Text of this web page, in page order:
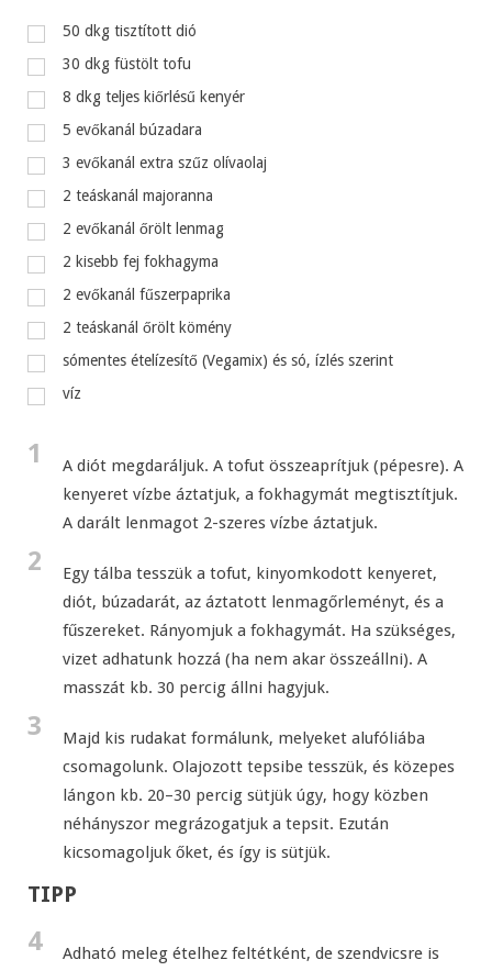
50 dkg tisztított dió
30 dkg füstölt tofu
8 dkg teljes kiőrlésű kenyér
5 evőkanál
búzadara
3 evőkanál extra szűz olívaolaj
2 teáskanál majoranna
2 evőkanál őrölt lenmag
2 kisebb fej fokhagyma
2 evőkanál fűszerpaprika
2 teáskanál őrölt kömény
sómentes ételízesítő (Vegamix) és só, ízlés szerint
víz
1
A diót megdaráljuk. A tofut összeaprítjuk (pépesre). A
kenyeret vízbe áztatjuk, a fokhagymát megtisztítjuk.
A darált lenmagot 2-szeres vízbe áztatjuk.
2
Egy tálba tesszük a tofut, kinyomkodott kenyeret,
diót, búzadarát, az áztatott lenmagőrleményt, és a
fűszereket. Rányomjuk a fokhagymát. Ha szükséges,
vizet adhatunk hozzá (ha nem akar összeállni). A
masszát kb. 30 percig állni hagyjuk.
3
Majd kis rudakat formálunk, melyeket alufóliába
csomagolunk. Olajozott tepsibe tesszük, és közepes
lángon kb. 20–30 percig sütjük úgy, hogy közben
néhányszor megrázogatjuk a tepsit. Ezután
kicsomagoljuk őket, és így is sütjük.
TIPP
4
Adható meleg ételhez feltétként, de szendvicsre is